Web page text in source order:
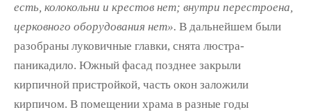
есть, колокольни и крестов нет; внутри перестроена,
церковного оборудования нет». В дальнейшем были
разобраны луковичные главки, снята люстра-
паникадило. Южный фасад позднее закрыли
кирпичной пристройкой, часть окон заложили
кирпичом. В помещении храма в разные годы